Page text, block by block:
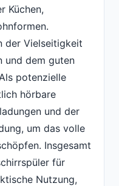
Küchen,
der Vielseitigkeit
und dem guten
potenzielle
hörbare
und der
um das volle
Insgesamt
für
Nutzung,